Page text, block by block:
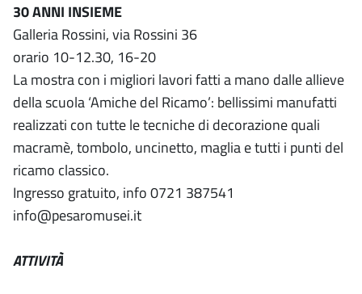
30 ANNI INSIEME
Galleria Rossini, via Rossini 36
orario 10-12.30, 16-20
La mostra con i migliori lavori fatti a mano dalle allieve
della scuola ‘Amiche del Ricamo’: bellissimi manufatti
realizzati con tutte le tecniche di decorazione quali
macramè, tombolo, uncinetto, maglia e tutti i punti del
ricamo classico.
Ingresso gratuito, info 0721 387541
info@pesaromusei.it
ATTIVITÀ